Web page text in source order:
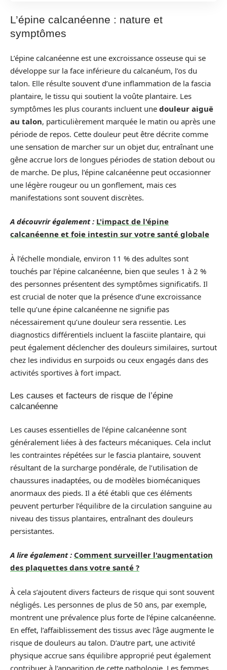
L’épine calcanéenne : nature et
symptômes
L’épine calcanéenne est une excroissance osseuse qui se
développe sur la face inférieure du calcanéum, l’os du
talon. Elle résulte souvent d’une inflammation de la fascia
plantaire, le tissu qui soutient la voûte plantaire. Les
symptômes les plus courants incluent une douleur aiguë
au talon, particulièrement marquée le matin ou après une
période de repos. Cette douleur peut être décrite comme
une sensation de marcher sur un objet dur, entraînant une
gêne accrue lors de longues périodes de station debout ou
de marche. De plus, l’épine calcanéenne peut occasionner
une légère rougeur ou un gonflement, mais ces
manifestations sont souvent discrètes.
A découvrir également : L'impact de l'épine
calcanéenne et foie intestin sur votre santé globale
À l’échelle mondiale, environ 11 % des adultes sont
touchés par l’épine calcanéenne, bien que seules 1 à 2 %
des personnes présentent des symptômes significatifs. Il
est crucial de noter que la présence d’une excroissance
telle qu’une épine calcanéenne ne signifie pas
nécessairement qu’une douleur sera ressentie. Les
diagnostics différentiels incluent la fasciite plantaire, qui
peut également déclencher des douleurs similaires, surtout
chez les individus en surpoids ou ceux engagés dans des
activités sportives à fort impact.
Les causes et facteurs de risque de l’épine
calcanéenne
Les causes essentielles de l’épine calcanéenne sont
généralement liées à des facteurs mécaniques. Cela inclut
les contraintes répétées sur le fascia plantaire, souvent
résultant de la surcharge pondérale, de l’utilisation de
chaussures inadaptées, ou de modèles biomécaniques
anormaux des pieds. Il a été établi que ces éléments
peuvent perturber l’équilibre de la circulation sanguine au
niveau des tissus plantaires, entraînant des douleurs
persistantes.
A lire également : Comment surveiller l'augmentation
des plaquettes dans votre santé ?
À cela s’ajoutent divers facteurs de risque qui sont souvent
négligés. Les personnes de plus de 50 ans, par exemple,
montrent une prévalence plus forte de l’épine calcanéenne.
En effet, l’affaiblissement des tissus avec l’âge augmente le
risque de douleurs au talon. D’autre part, une activité
physique accrue sans équilibre approprié peut également
contribuer à l’apparition de cette pathologie. Les femmes